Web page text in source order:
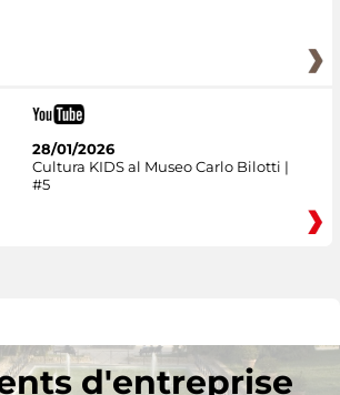
28/01/2026
Cultura KIDS al Museo Carlo Bilotti |
#5
d'entreprise